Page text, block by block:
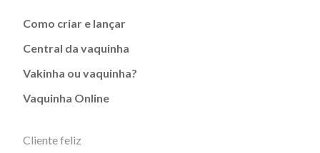
Como criar e lançar
Central da vaquinha
Vakinha ou vaquinha?
Vaquinha Online
Cliente feliz